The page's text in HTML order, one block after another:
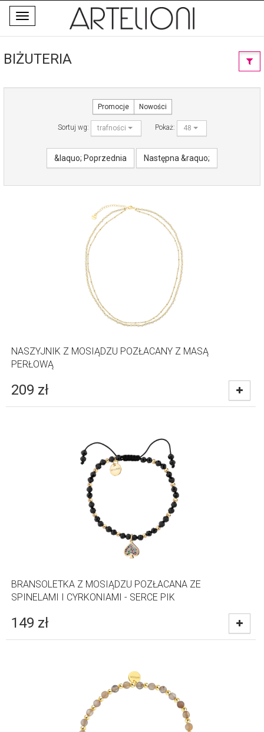
Toggle
navigation
BIŻUTERIA
Promocje Nowości
Sortuj wg: trafności Pokaż: 48
&laquo; Poprzednia Następna &raquo;
NASZYJNIK Z MOSIĄDZU POZŁACANY Z MASĄ
PERŁOWĄ
209 zł
BRANSOLETKA Z MOSIĄDZU POZŁACANA ZE
SPINELAMI I CYRKONIAMI - SERCE PIK
149 zł